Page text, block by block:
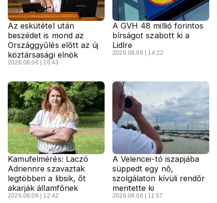
Az eskütétel után
beszédet is mond az
Országgyűlés előtt az új
köztársasági elnök
2026.08.06 | 16:43
A GVH 48 millió forintos
bírságot szabott ki a
Lidlre
2026.08.06 | 14:22
Kamufelmérés: Laczó
Adriennre szavaztak
legtöbben a libsik, őt
akarják államfőnek
2026.08.06 | 12:42
A Velencei-tó iszapjába
süppedt egy nő,
szolgálaton kívüli rendőr
mentette ki
2026.08.06 | 11:57